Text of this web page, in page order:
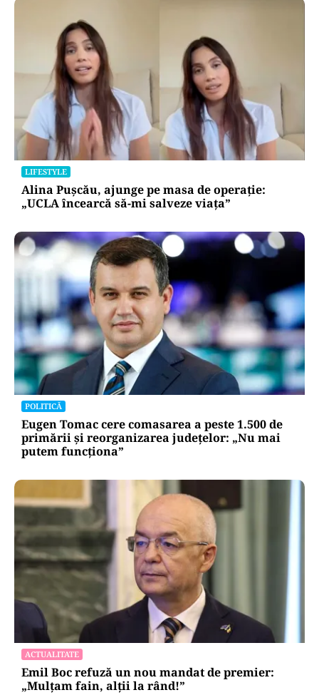
LIFESTYLE
Alina Pușcău, ajunge pe masa de operație:
„UCLA încearcă să-mi salveze viața”
POLITICĂ
Eugen Tomac cere comasarea a peste 1.500 de
primării și reorganizarea județelor: „Nu mai
putem funcționa”
ACTUALITATE
Emil Boc refuză un nou mandat de premier:
„Mulțam fain, alții la rând!”